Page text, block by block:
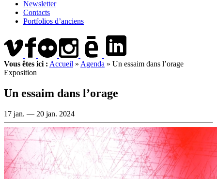
Newsletter
Contacts
Portfolios d’anciens
Vous êtes ici : Accueil » Agenda » Un essaim dans l’orage
Exposition
Un essaim dans l’orage
17 jan. — 20 jan. 2024